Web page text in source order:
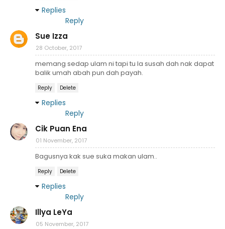
Replies
Reply
Sue Izza
28 October, 2017
memang sedap ulam ni tapi tu la susah dah nak dapat
balik umah abah pun dah payah.
Reply Delete
Replies
Reply
Cik Puan Ena
01 November, 2017
Bagusnya kak sue suka makan ulam..
Reply Delete
Replies
Reply
Illya LeYa
05 November, 2017